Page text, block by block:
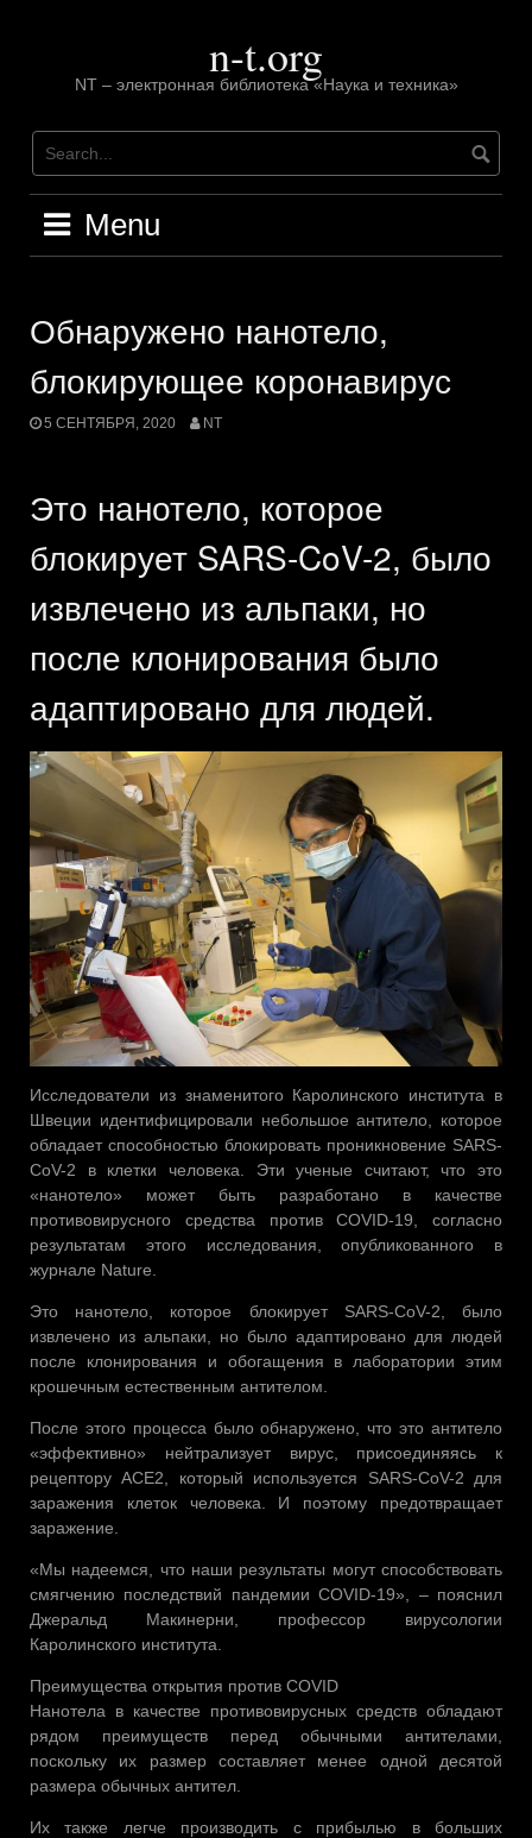
n-t.org
NT – электронная библиотека «Наука и техника»
Menu
Обнаружено нанотело,
блокирующее коронавирус
5 СЕНТЯБРЯ, 2020 NT
Это нанотело, которое
блокирует SARS-CoV-2, было
извлечено из альпаки, но
после клонирования было
адаптировано для людей.
Исследователи из знаменитого Каролинского института в
Швеции идентифицировали небольшое антитело, которое
обладает способностью блокировать проникновение SARS-
CoV-2 в клетки человека. Эти ученые считают, что это
«нанотело» может быть разработано в качестве
противовирусного средства против COVID-19, согласно
результатам этого исследования, опубликованного в
журнале Nature.
Это нанотело, которое блокирует SARS-CoV-2, было
извлечено из альпаки, но было адаптировано для людей
после клонирования и обогащения в лаборатории этим
крошечным естественным антителом.
После этого процесса было обнаружено, что это антитело
«эффективно» нейтрализует вирус, присоединяясь к
рецептору ACE2, который используется SARS-CoV-2 для
заражения клеток человека. И поэтому предотвращает
заражение.
«Мы надеемся, что наши результаты могут способствовать
смягчению последствий пандемии COVID-19», – пояснил
Джеральд Макинерни, профессор вирусологии
Каролинского института.
Преимущества открытия против COVID
Нанотела в качестве противовирусных средств обладают
рядом преимуществ перед обычными антителами,
поскольку их размер составляет менее одной десятой
размера обычных антител.
Их также легче производить с прибылью в больших